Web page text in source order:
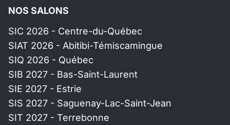
NOS SALONS
SIC 2026 - Centre-du-Québec
SIAT 2026 - Abitibi-Témiscamingue
SIQ 2026 - Québec
SIB 2027 - Bas-Saint-Laurent
SIE 2027 - Estrie
SIS 2027 - Saguenay-Lac-Saint-Jean
SIT 2027 - Terrebonne